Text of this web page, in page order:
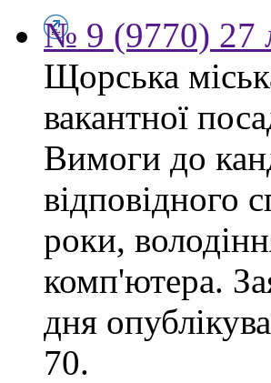
№ 9 (9770) 27
Щорська
вакантної
Вимоги до
відповідного
роки,
комп'ютера.
дня
70.